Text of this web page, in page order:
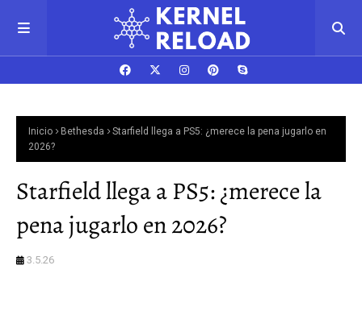
Inicio Bethesda
Starfield llega a PS5: ¿merece la pena jugarlo en
2026?
Starfield llega a PS5: ¿merece la
pena jugarlo en 2026?
3.5.26